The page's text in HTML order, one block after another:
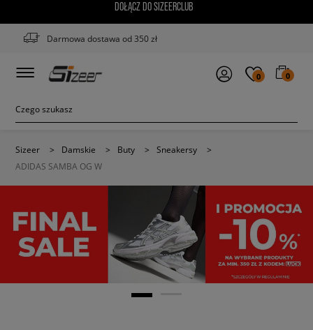
DOŁĄCZ DO SIZEERCLUB
Darmowa dostawa od 350 zł
0 0
Sizeer > Damskie > Buty > Sneakersy
>
ADIDAS SAMBA OG W